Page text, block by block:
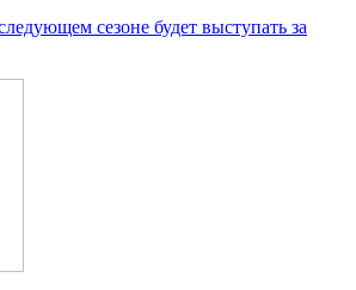
сезоне будет выступать за